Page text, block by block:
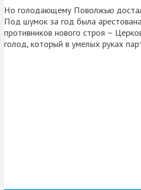
Но голодающему Поволжью
Под шумок за год была
противников нового строя –
голод, который в умелых руках